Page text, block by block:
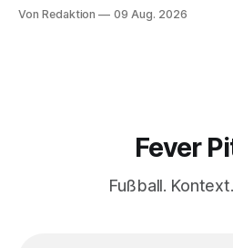
Von Redaktion 09 Aug. 2026
Fever
Fußball.